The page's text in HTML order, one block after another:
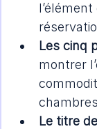
Les cinq
montrer
Le titre